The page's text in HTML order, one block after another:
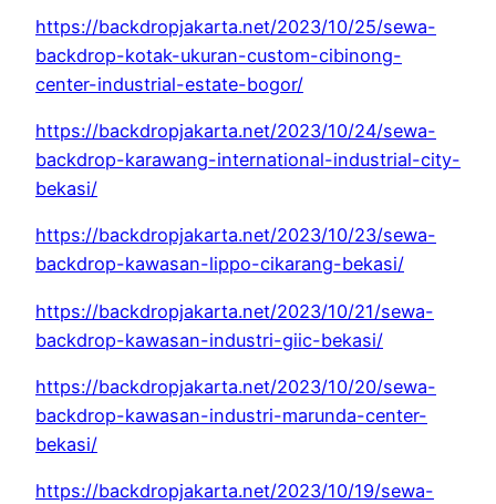
https://backdropjakarta.net/2023/10/25/sewa-
backdrop-kotak-ukuran-custom-cibinong-
center-industrial-estate-bogor/
https://backdropjakarta.net/2023/10/24/sewa-
backdrop-karawang-international-industrial-city-
bekasi/
https://backdropjakarta.net/2023/10/23/sewa-
backdrop-kawasan-lippo-cikarang-bekasi/
https://backdropjakarta.net/2023/10/21/sewa-
backdrop-kawasan-industri-giic-bekasi/
https://backdropjakarta.net/2023/10/20/sewa-
backdrop-kawasan-industri-marunda-center-
bekasi/
https://backdropjakarta.net/2023/10/19/sewa-